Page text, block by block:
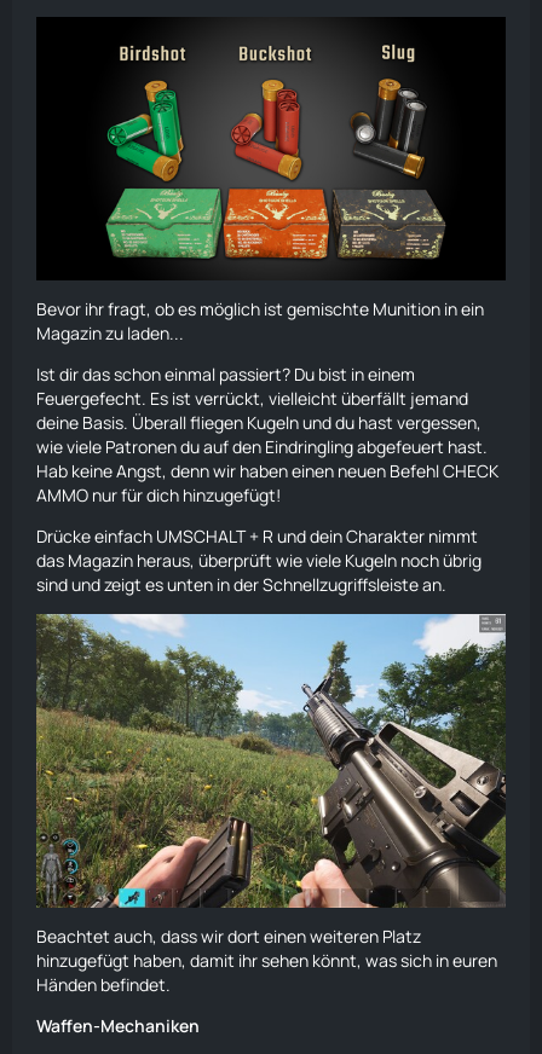
Bevor ihr fragt, ob es möglich ist gemischte Munition in ein
Magazin zu laden...
Ist dir das schon einmal passiert? Du bist in einem
Feuergefecht. Es ist verrückt, vielleicht überfällt jemand
deine Basis. Überallfliegen Kugeln und du hast vergessen,
wie viele Patronen du auf den Eindringling abgefeuert hast.
Hab keine Angst, denn wir haben einen neuen Befehl CHECK
AMMO nur für dich hinzugefügt!
Drücke einfach UMSCHALT + R und dein Charakter nimmt
das Magazin heraus, überprüft wie viele Kugeln noch übrig
sind und zeigt es unten in der Schnellzugriffsleiste an.
Beachtet auch, dass wir dort einen weiteren Platz
hinzugefügt haben, damit ihr sehen könnt, was sich in euren
Händen befindet.
Waffen-Mechaniken